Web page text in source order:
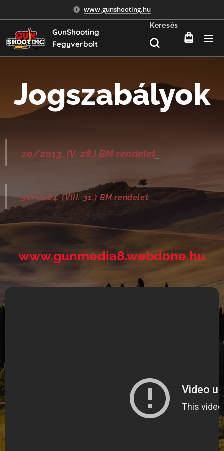
www.gunshooting.hu
GunShooting
Fegyverbolt
Keresés
Jogszabályok
20/2013. (V. 28.) BM rendelet
50/2004. (VIII. 31.) BM rendelet
www.gunmedia8.webdone.hu